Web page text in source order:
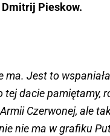
Pieskow.
ma. Jest to
tej dacie pamiętamy,
Czerwonej, ale
nie ma w grafiku